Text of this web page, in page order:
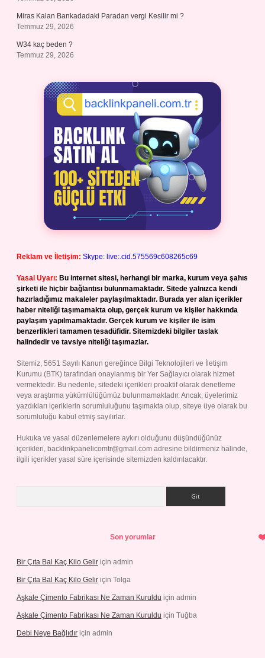
Miras Kalan Bankadadaki Paradan vergi Kesilir mi ?
Temmuz 29, 2026
W34 kaç beden ?
Temmuz 29, 2026
Reklam ve İletişim: Skype: live:.cid.575569c608265c69
Yasal Uyarı: Bu internet sitesi, herhangi bir marka, kurum veya şahıs
şirketi ile hiçbir bağlantısı bulunmamaktadır. Sitede yalnızca kendi
hazırladığımız makaleler paylaşılmaktadır. Burada yer alan içerikler
haber niteliği taşımamakta olup, gerçek kurum ve kişiler hakkında
paylaşım yapılmamaktadır. Gerçek kurum ve kişiler ile isim
benzerlikleri tamamen tesadüfidir. Sitemizdeki bilgiler taslak
halindedir ve tavsiye niteliği taşımazlar.
Sitemiz, 5651 Sayılı Kanun gereğince Bilgi Teknolojileri ve İletişim
Kurumu (BTK) tarafından onaylanmış bir Yer Sağlayıcı olarak hizmet
vermektedir. Bu nedenle, sitedeki içerikleri proaktif olarak denetleme
veya araştırma yükümlülüğümüz bulunmamaktadır. Ancak, üyelerimiz
yazdıkları içeriklerin sorumluluğunu taşımakta olup, siteye üye olarak bu
sorumluluğu kabul etmiş sayılırlar.
Hukuka ve yasal düzenlemelere aykırı olduğunu düşündüğünüz
içerikleri, backlinkpanelicomtr@gmail.com adresine bildirmeniz halinde,
ilgili içerikler yasal süre içerisinde sitemizden kaldırılacaktır.
Son yorumlar
Bir Çıta Bal Kaç Kilo Gelir için admin
Bir Çıta Bal Kaç Kilo Gelir için Tolga
Aşkale Çimento Fabrikası Ne Zaman Kuruldu için admin
Aşkale Çimento Fabrikası Ne Zaman Kuruldu için Tuğba
Debi Neye Bağlıdır için admin